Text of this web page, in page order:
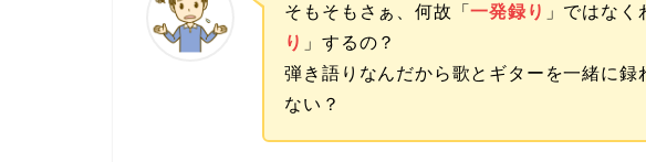
そもそもさぁ、何故「一発録り 」ではなく
り 」するの？
弾き語りなんだから歌とギターを一緒に録
ない？